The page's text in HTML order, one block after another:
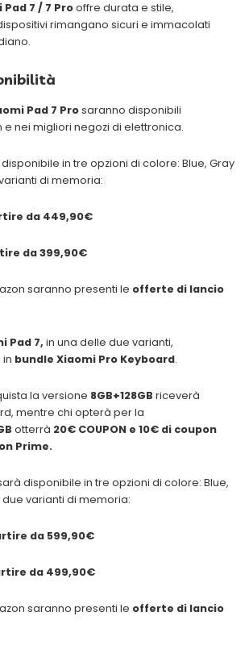
7 / 7 Prooffre durata e stile,
rimangano sicuri e immacolati
Pad 7 Prosaranno disponibili
e nei migliori negozi di elettronica.
in tre opzioni di colore: Blue, Gray
di memoria:
da 449,90€
da 399,90€
saranno presenti le offerte di lancio
Pad 7, in una delle due varianti,
bundle Xiaomi Pro Keyboard.
la versione 8GB+128GB riceverà
mentre chi opterà per la
otterrà 20€ COUPON e 10€ di coupon
Prime.
disponibile in tre opzioni di colore: Blue,
due varianti di memoria:
da 599,90€
da 499,90€
saranno presenti le offerte di lancio